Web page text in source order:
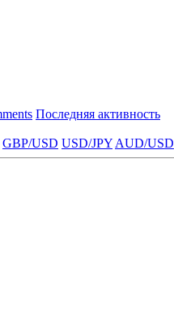
Последняя активность
GBP/USD USD/JPY AUD/USD